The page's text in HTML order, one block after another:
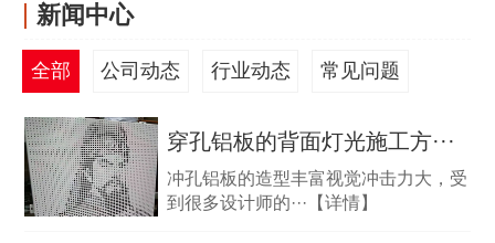
新闻中心
全部 公司动态 行业动态 常见问题
穿孔铝板的背面灯光施工方···
冲孔铝板的造型丰富视觉冲击力大，受
到很多设计师的···【详情】